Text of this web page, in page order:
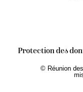
Protection des
© Réunion